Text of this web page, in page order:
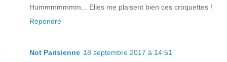
Hummmmmmm... Elles me plaisent bien ces croquettes !
Répondre
Not Parisienne 18 septembre 2017 à 14:51